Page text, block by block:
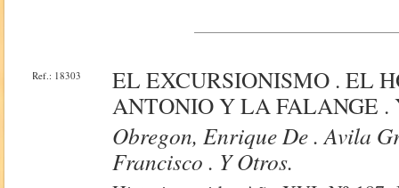
Ref.: 18303
EL EXCURSIONISMO . EL
ANTONIO Y LA FALANGE .
Obregon, Enrique De . Avila
Francisco . Y Otros.